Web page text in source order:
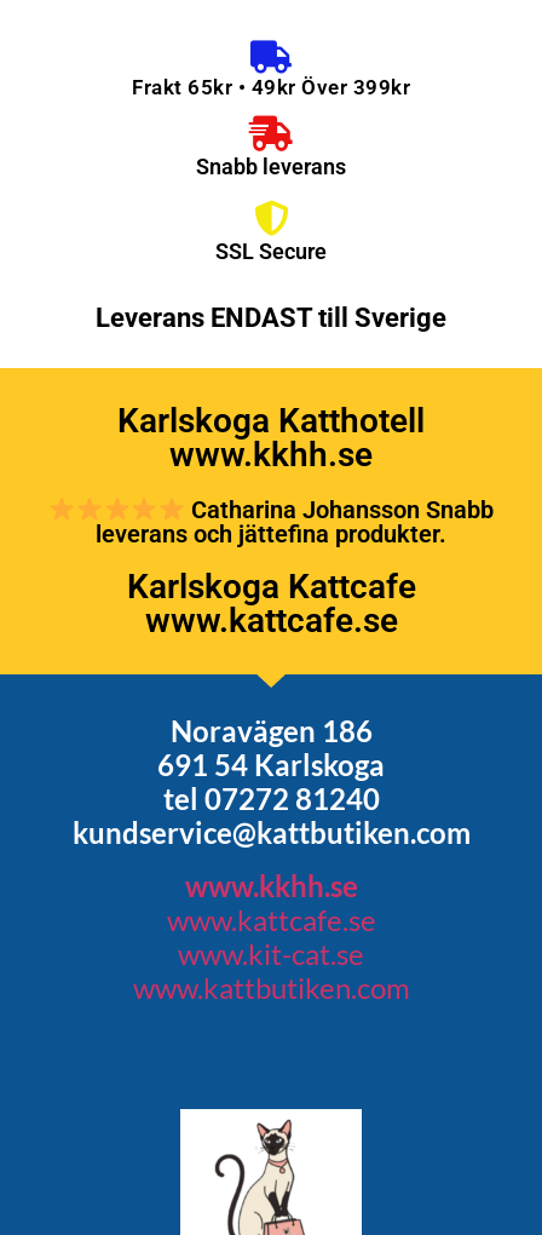
Frakt 65kr • 49kr Över 399kr
Snabb leverans
SSL Secure
Leverans ENDAST till Sverige
Karlskoga Katthotell
www.kkhh.se
Catharina Johansson Snabb
leverans och jättefina produkter.
Karlskoga Kattcafe
www.kattcafe.se
Noravägen 186
691 54 Karlskoga
tel 07272 81240
kundservice@kattbutiken.com
www.kkhh.se
www.kattcafe.se
www.kit-cat.se
www.kattbutiken.com